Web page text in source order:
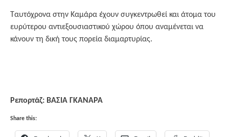
Ταυτόχρονα στην Καμάρα έχουν συγκεντρωθεί και άτομα του
ευρύτερου αντιεξουσιαστικού χώρου όπου αναμένεται να
κάνουν τη δική τους πορεία διαμαρτυρίας.
Ρεπορτάζ: ΒΑΣΙΑ ΓΚΑΝΑΡΑ
Share this: